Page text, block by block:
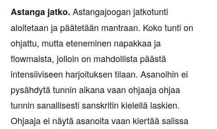
Astanga jatko. Astangajoogan jatkotunti
aloitetaan ja päätetään mantraan. Koko tunti on
ohjattu, mutta eteneminen napakkaa ja
flowmaista, jolloin on mahdollista päästä
intensiiviseen harjoituksen tilaan. Asanoihin ei
pysähdytä tunnin aikana vaan ohjaaja ohjaa
tunnin sanallisesti sanskritin kielellä laskien.
Ohjaaja ei näytä asanoita vaan kiertää salissa